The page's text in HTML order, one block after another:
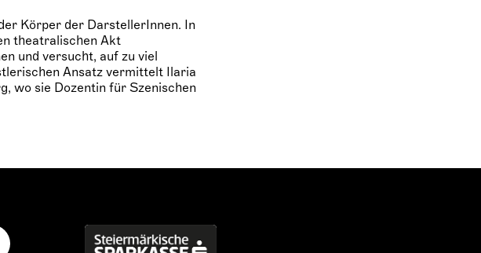
Körper der DarstellerInnen. In
theatralischen Akt
und versucht, auf zu viel
Ansatz vermittelt Ilaria
wo sie Dozentin für Szenischen